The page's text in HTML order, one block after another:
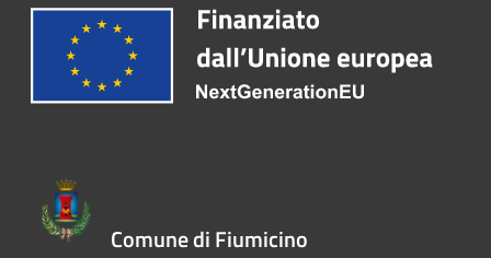
Comune di Fiumicino